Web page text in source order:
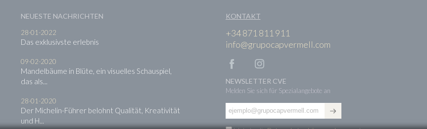
NEUESTE NACHRICHTEN
28-01-2022
Das exklusivste erlebnis
09-02-2020
Mandelbäume in Blüte, ein visuelles Schauspiel,
das als...
28-01-2020
Der Michelin-Führer belohnt Qualität, Kreativität
und H...
KONTAKT
+34 871 811 911
info@grupocapvermell.com
NEWSLETTER CVE
Melden Sie sich für Spezialangebote an